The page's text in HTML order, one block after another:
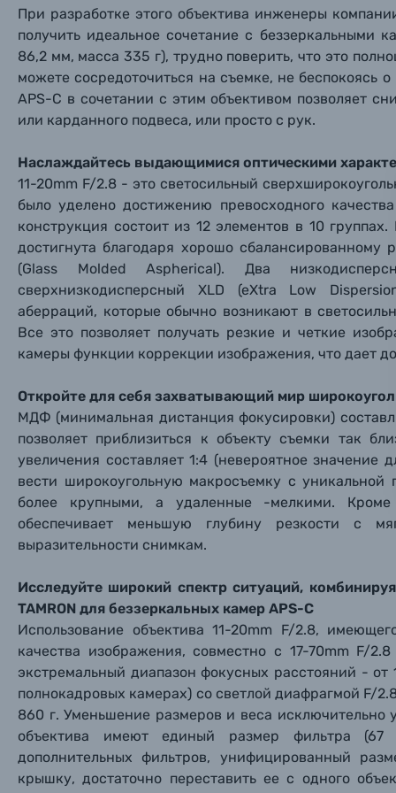
Мы
Тема
Ваш
Мы
Тема
Ваш
Фотокамеры моментальной печати
Видеокамеры
Объективы для фотоаппаратов
Вспышки для фотоаппаратов
Аксессуары для фото и видеокамер
Оптические приборы
Электроника
Материалы
Осветительное оборудование
Фоторамки
Фотоальбомы
Солнцезащитные очки
Б/У фототехника (Комиссионные товары)
Уценённые товары
Заказ
Вами с
Имя*
Номер
Нажимая
При разработке этого объектива инженеры
получить идеальное сочетание с беззеркальными
86,2 мм, масса 335 г), трудно поверить, что это
можете сосредоточиться на съемке, не
APS-C в сочетании с этим объективом позволяет
или карданного подвеса, или просто с рук.
Наслаждайтесь выдающимися оптическими
11-20mm F/2.8 - это светосильный
было уделено достижению превосходного
конструкция состоит из 12 элементов в 10
достигнута благодаря хорошо сбалансированному
(Glass Molded Aspherical). Два
сверхнизкодисперсный XLD (eXtra Low
аберраций, которые обычно возникают в
Все это позволяет получать резкие и четкие
камеры функции коррекции изображения, что дает
Откройте для себя захватывающий мир
МДФ (минимальная дистанция фокусировки)
позволяет приблизиться к объекту съемки так
увеличения составляет 1:4 (невероятное значение
вести широкоугольную макросъемку с уникальной
более крупными, а удаленные -мелкими. Кроме
обеспечивает меньшую глубину резкости с
выразительности снимкам.
Исследуйте широкий спектр ситуаций,
TAMRON для беззеркальных камер APS-C
Использование объектива 11-20mm F/2.8,
качества изображения, совместно с 17-70mm F/
экстремальный диапазон фокусных расстояний -
полнокадровых камерах) со светлой диафрагмой F/
860 г. Уменьшение размеров и веса исключительно
объектива имеют единый размер фильтра
дополнительных фильтров, унифицированный
крышку, достаточно переставить ее с одного
Мы
Тема
Ваш